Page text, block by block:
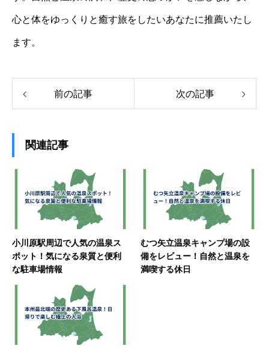
心と体をゆっくりと癒す旅をしたいあなたに推薦いたし
ます。
前の記事 次の記事
関連記事
小川原駅周辺で人気の温泉ス
ポット！気になる泉質と便利
な駐車場情報
むつ矢立温泉キャンプ場の設
備をレビュー！自然と温泉を
満喫する休日